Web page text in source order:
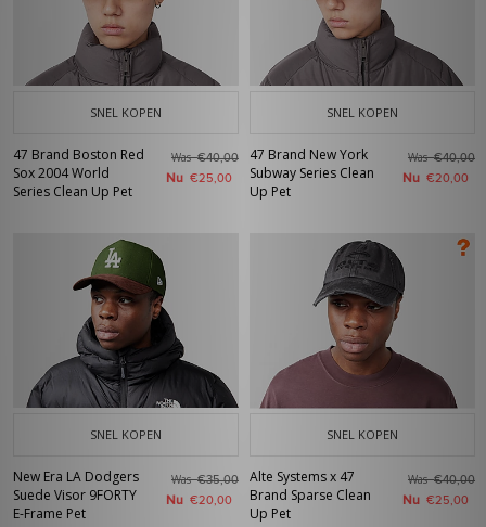
SNEL KOPEN
47 Brand Boston Red
Sox 2004 World
Series Clean Up Pet
Was€40,00
Nu €25,00
SNEL KOPEN
47 Brand New York
Subway Series Clean
Up Pet
Was€40,00
Nu €20,00
SNEL KOPEN
New Era LA Dodgers
Suede Visor 9FORTY
E-Frame Pet
Was€35,00
Nu €20,00
SNEL KOPEN
Alte Systems x 47
Brand Sparse Clean
Up Pet
Was€40,00
Nu €25,00